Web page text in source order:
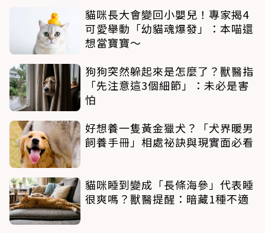
貓咪長大會變回小嬰兒！專家揭4
可愛舉動「幼貓魂爆發」：本喵還
想當寶寶～
狗狗突然躲起來是怎麼了？獸醫指
「先注意這3個細節」：未必是害
怕
好想養一隻黃金獵犬？「犬界暖男
飼養手冊」相處祕訣與現實面必看
貓咪睡到變成「長條海參」代表睡
很爽嗎？獸醫提醒：暗藏1種不適